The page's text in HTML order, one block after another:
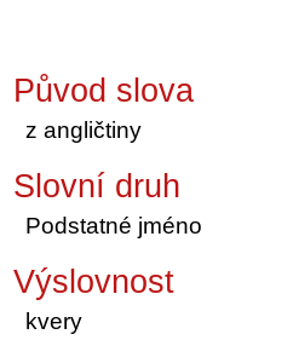
Původ slova
z angličtiny
Slovní druh
Podstatné jméno
Výslovnost
kvery